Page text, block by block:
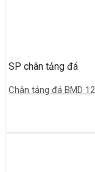
SP chân tảng đá
Chân tảng đá BMD 12